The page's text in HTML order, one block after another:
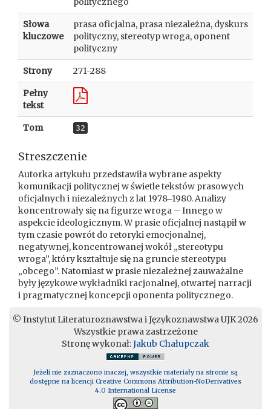
Słowa
kluczowe
prasa oficjalna, prasa niezależna, dyskurs
polityczny, stereotyp wroga, oponent
polityczny
Strony 271-288
Pełny
tekst
Tom 32
Streszczenie
Autorka artykułu przedstawiła wybrane aspekty
komunikacji politycznej w świetle tekstów prasowych
oficjalnych i niezależnych z lat 1978‒1980. Analizy
koncentrowały się na figurze wroga – Innego w
aspekcie ideologicznym. W prasie oficjalnej nastąpił w
tym czasie powrót do retoryki emocjonalnej,
negatywnej, koncentrowanej wokół „stereotypu
wroga”, który kształtuje się na gruncie stereotypu
„obcego”. Natomiast w prasie niezależnej zauważalne
były językowe wykładniki racjonalnej, otwartej narracji
i pragmatycznej koncepcji oponenta politycznego.
© Instytut Literaturoznawstwa i Językoznawstwa UJK 2026
Wszystkie prawa zastrzeżone
Stronę wykonał:Jakub Chałupczak
Jeżeli nie zaznaczono inaczej, wszystkie materiały na stronie są
dostępne na licencji Creative Commons Attribution-NoDerivatives
4.0 International License